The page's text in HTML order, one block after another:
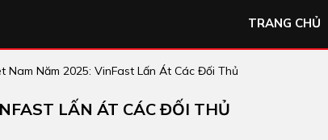
TRANG CHỦ
Nam Năm 2025: VinFast Lấn Át Các Đối Thủ
LẤN ÁT CÁC ĐỐI THỦ